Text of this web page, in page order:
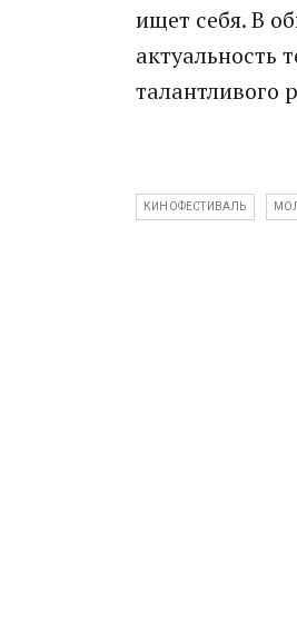
ищет себя. В
актуальность
талантливого
КИНОФЕСТИВАЛЬ